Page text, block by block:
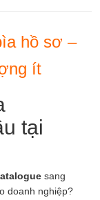
hồ sơ –
ít
tại
sang
doanh nghiệp?